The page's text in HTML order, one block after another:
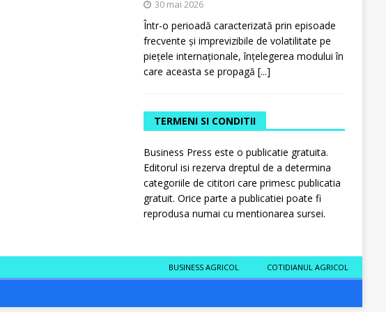
30 mai 2026
Într-o perioadă caracterizată prin episoade
frecvente și imprevizibile de volatilitate pe
piețele internaționale, înțelegerea modului în
care aceasta se propagă [...]
TERMENI SI CONDITII
Business Press este o publicatie gratuita.
Editorul isi rezerva dreptul de a determina
categoriile de cititori care primesc publicatia
gratuit. Orice parte a publicatiei poate fi
reprodusa numai cu mentionarea sursei.
BUSINESS AGRICOL COTIDIANUL AGRICOL